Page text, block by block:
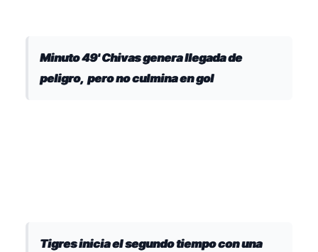
Minuto 49' Chivas genera llegada de
peligro, pero no culmina en gol
Tigres inicia el segundo tiempo con una